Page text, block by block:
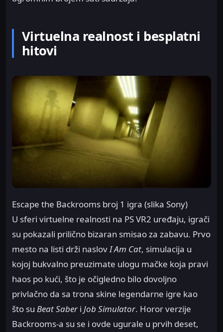
Virtuelna realnost i besplatni
hitovi
Escape the Backrooms broj 1 igra (slika Sony)
U sferi virtuelne realnosti na PS VR2 uređaju, igrači
su pokazali prilično bizaran smisao za zabavu. Prvo
mesto na listi drži naslovI Am Cat, simulacija u
kojoj bukvalno preuzimate ulogu mačke koja pravi
haos po kući, što je očigledno bilo dovoljno
privlačno da sa trona skine legendarne igre kao
što su Beat Saberi Job Simulator. Horor verzije
Backrooms-a su se i ovde ugurale u prvih deset,